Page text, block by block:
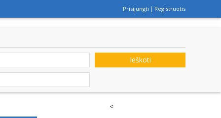
Prisijungti Registruotis
Ieškoti
<